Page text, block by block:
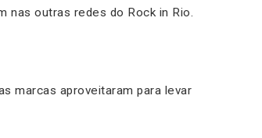
nas outras redes do Rock in Rio.
marcas aproveitaram para levar